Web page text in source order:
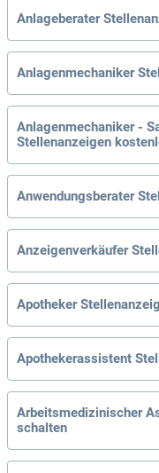
Anlageberater
Anlagenmechaniker
Anlagenmechaniker -
Stellenanzeigen
Anwendungsberater
Anzeigenverkäufer
Apotheker
Apothekerassistent
Arbeitsmedizinischer
schalten